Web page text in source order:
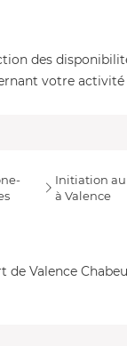
des
votre
Initiation au
à Valence
de Valence